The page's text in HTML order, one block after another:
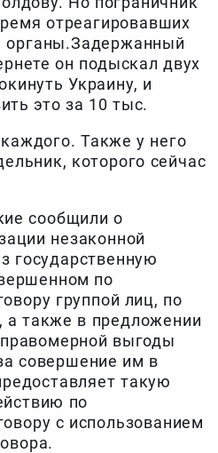
отреагировавших
органы.Задержанный
он подыскал двух
Украину, и
это за 10 тыс.
Также у него
которого сейчас
сообщили о
незаконной
государственную
по
группой лиц, по
также в предложении
выгоды
совершение им в
такую
по
с использованием